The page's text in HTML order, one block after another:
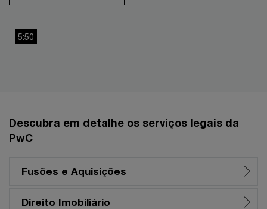
5:50
Descubra em detalhe os serviços legais da
PwC
Fusões e Aquisições
Direito Imobiliário